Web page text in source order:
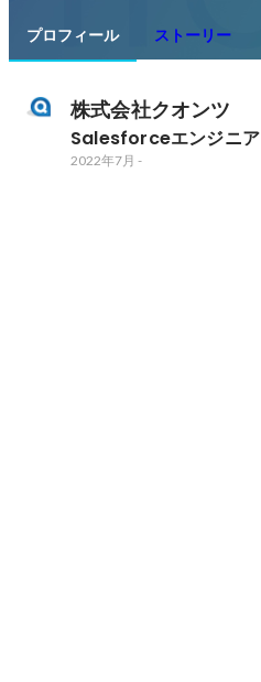
プロフィール ストーリー
株式会社クオンツ
Salesforceエンジニア
2022年7月 -